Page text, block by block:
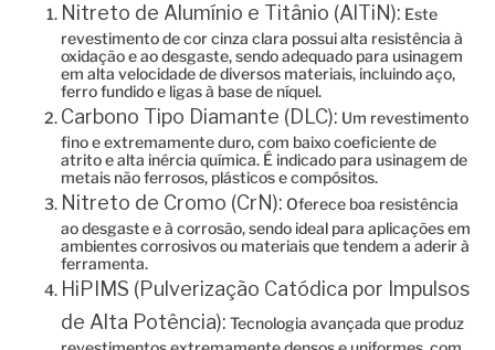
Nitreto de Alumínio e Titânio (AlTiN): Este
revestimento de cor cinza clara possui alta resistência à
oxidação e ao desgaste, sendo adequado para usinagem
em alta velocidade de diversos materiais, incluindo aço,
ferro fundido e ligas à base de níquel.
Carbono Tipo Diamante (DLC): Um revestimento
fino e extremamente duro, com baixo coeficiente de
atrito e alta inércia química. É indicado para usinagem de
metais não ferrosos, plásticos e compósitos.
Nitreto de Cromo (CrN): Oferece boa resistência
ao desgaste e à corrosão, sendo ideal para aplicações em
ambientes corrosivos ou materiais que tendem a aderir à
ferramenta.
HiPIMS (Pulverização Catódica por Impulsos
de Alta Potência): Tecnologia avançada que produz